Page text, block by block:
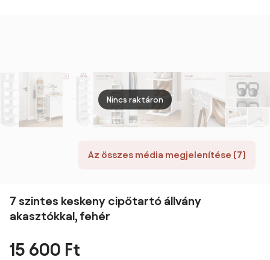
Természetes |
Aosom
Az összes média megjelenítése (7)
Nincs raktáron
7 szintes keskeny cipőtartó állvány
akasztókkal, fehér
15 600 Ft